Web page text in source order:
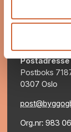
motivere til
eksisterende
Les mer om
Postadresse
Postboks
0307 Oslo
Org.nr: 983